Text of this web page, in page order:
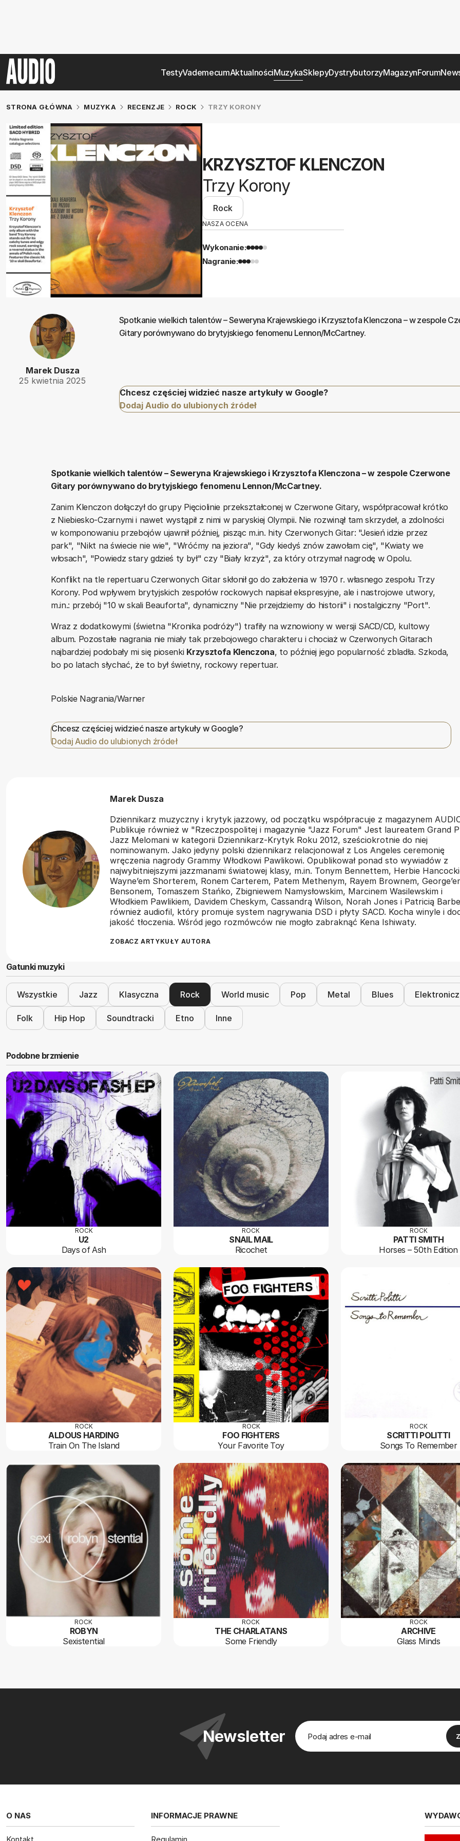
TestyVademecumAktualnościMuzykaSklepyDystrybutorzyMagazynForum
STRONA GŁÓWNA MUZYKA RECENZJE ROCK TRZY KORONY
KRZYSZTOF KLENCZON
Trzy Korony
Rock
NASZA OCENA
Wykonanie:
Nagranie:
Marek Dusza
25 kwietnia 2025
Spotkanie wielkich talentów – Seweryna Krajewskiego i Krzysztofa Klenczona – w zespole
Gitary porównywano do brytyjskiego fenomenu Lennon/McCartney.
Chcesz częściej widzieć nasze artykuły w Google?
Dodaj Audio do ulubionych źródeł
Spotkanie wielkich talentów – Seweryna Krajewskiego i Krzysztofa Klenczona – w zespole Czerwone
Gitary porównywano do brytyjskiego fenomenu Lennon/McCartney.
Zanim Klenczon dołączył do grupy Pięciolinie przekształconej w Czerwone Gitary, współpracował krótko
z Niebiesko-Czarnymi i nawet wystąpił z nimi w paryskiej Olympii. Nie rozwinął tam skrzydeł, a zdolności
w komponowaniu przebojów ujawnił później, pisząc m.in. hity Czerwonych Gitar: "Jesień idzie przez
park", "Nikt na świecie nie wie", "Wróćmy na jeziora", "Gdy kiedyś znów zawołam cię", "Kwiaty we
włosach", "Powiedz stary gdzieś ty był" czy "Biały krzyż", za który otrzymał nagrodę w Opolu.
Konflikt na tle repertuaru Czerwonych Gitar skłonił go do założenia w 1970 r. własnego zespołu Trzy
Korony. Pod wpływem brytyjskich zespołów rockowych napisał ekspresyjne, ale i nastrojowe utwory,
m.in.: przebój "10 w skali Beauforta", dynamiczny "Nie przejdziemy do historii" i nostalgiczny "Port".
Wraz z dodatkowymi (świetna "Kronika podróży") trafiły na wznowiony w wersji SACD/CD, kultowy
album. Pozostałe nagrania nie miały tak przebojowego charakteru i chociaż w Czerwonych Gitarach
najbardziej podobały mi się piosenki Krzysztofa Klenczona, to później jego popularność zbladła. Szkoda,
bo po latach słychać, że to był świetny, rockowy repertuar.
Polskie Nagrania/Warner
Chcesz częściej widzieć nasze artykuły w Google?
Dodaj Audio do ulubionych źródeł
Marek Dusza
Dziennikarz muzyczny i krytyk jazzowy, od początku współpracuje z magazynem
Publikuje również w "Rzeczpospolitej i magazynie "Jazz Forum" Jest laureatem Grand
Jazz Melomani w kategorii Dziennikarz-Krytyk Roku 2012, sześciokrotnie do niej
nominowanym. Jako jedyny polski dziennikarz relacjonował z Los Angeles ceremonię
wręczenia nagrody Grammy Włodkowi Pawlikowi. Opublikował ponad sto wywiadów z
najwybitniejszymi jazzmanami światowej klasy, m.in. Tonym Bennettem, Herbie
Wayne’em Shorterem, Ronem Carterem, Patem Methenym, Rayem Brownem,
Bensonem, Tomaszem Stańko, Zbigniewem Namysłowskim, Marcinem Wasilewskim i
Włodkiem Pawlikiem, Davidem Cheskym, Cassandrą Wilson, Norah Jones i Patricią
również audiofil, który promuje system nagrywania DSD i płyty SACD. Kocha winyle i
jakość tłoczenia. Wśród jego rozmówców nie mogło zabraknąć Kena Ishiwaty.
ZOBACZ ARTYKUŁY AUTORA
Gatunki muzyki
Wszystkie Jazz Klasyczna Rock World music Pop Metal Blues
Folk Hip Hop Soundtracki Etno Inne
Podobne brzmienie
ROCK
U2
Days of Ash
ROCK
SNAIL MAIL
Ricochet
ROCK
PATTI SMITH
Horses – 50th Edition
ROCK
ALDOUS HARDING
Train On The Island
ROCK
FOO FIGHTERS
Your Favorite Toy
ROCK
SCRITTI POLITTI
Songs To Remember
ROCK
ROBYN
Sexistential
ROCK
THE CHARLATANS
Some Friendly
ROCK
ARCHIVE
Glass Minds
Newsletter
O NAS
Kontakt
INFORMACJE PRAWNE
Regulamin